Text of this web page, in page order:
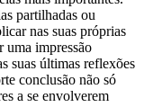
partilhadas ou
nas suas próprias
uma impressão
suas últimas reflexões
conclusão não só
a se envolverem